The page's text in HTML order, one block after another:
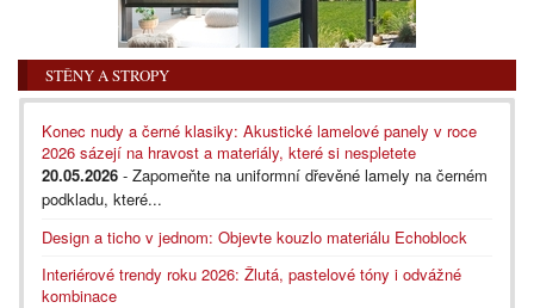
STĚNY A STROPY
Konec nudy a černé klasiky: Akustické lamelové panely v roce
2026 sázejí na hravost a materiály, které si nespletete
20.05.2026 - Zapomeňte na uniformní dřevěné lamely na černém
podkladu, které...
Design a ticho v jednom: Objevte kouzlo materiálu Echoblock
Interiérové trendy roku 2026: Žlutá, pastelové tóny i odvážné
kombinace